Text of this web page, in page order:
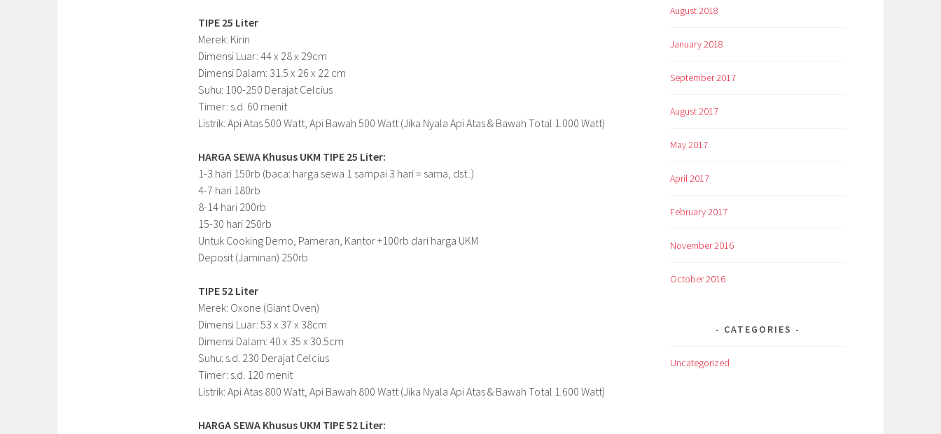
TIPE 25 Liter
Merek: Kirin
Dimensi Luar: 44 x 28 x 29cm
Dimensi Dalam: 31.5 x 26 x 22 cm
Suhu: 100-250 Derajat Celcius
Timer: s.d. 60 menit
Listrik: Api Atas 500 Watt, Api Bawah 500 Watt (Jika Nyala Api Atas & Bawah Total 1.000 Watt)
HARGA SEWA Khusus UKM TIPE 25 Liter:
1-3 hari 150rb (baca: harga sewa 1 sampai 3 hari = sama, dst..)
4-7 hari 180rb
8-14 hari 200rb
15-30 hari 250rb
Untuk Cooking Demo, Pameran, Kantor +100rb dari harga UKM
Deposit (Jaminan) 250rb
TIPE 52 Liter
Merek: Oxone (Giant Oven)
Dimensi Luar: 53 x 37 x 38cm
Dimensi Dalam: 40 x 35 x 30.5cm
Suhu: s.d. 230 Derajat Celcius
Timer: s.d. 120 menit
Listrik: Api Atas 800 Watt, Api Bawah 800 Watt (Jika Nyala Api Atas & Bawah Total 1.600 Watt)
HARGA SEWA Khusus UKM TIPE 52 Liter:
August 2018
January 2018
September 2017
August 2017
May 2017
April 2017
February 2017
November 2016
October 2016
CATEGORIES
Uncategorized